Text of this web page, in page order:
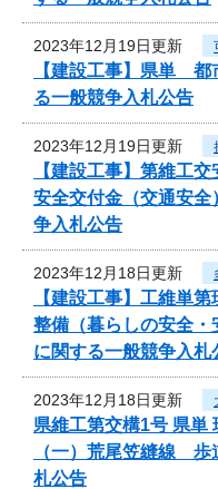
2023年12月19日更新
【建設工事】県単 都
る一般競争入札公告
2023年12月19日更新
【建設工事】第維工
安全交付金（交通安
争入札公告
2023年12月18日更新
【建設工事】工維単
整備（暮らしの安全
に関する一般競争入札
2023年12月18日更新
県維工第交構1号 県単
（一）荒尾笠縫線 歩
札公告